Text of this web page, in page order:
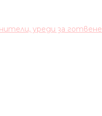
уреди за готвене